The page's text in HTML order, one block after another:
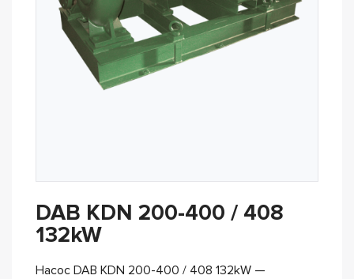
DAB KDN 200-400 / 408
132kW
Насос DAB KDN 200-400 / 408 132kW —